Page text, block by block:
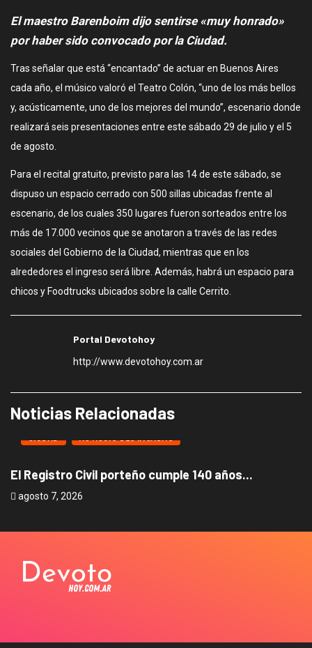
El maestro Barenboim dijo sentirse «muy honrado»
por haber sido convocado por la Ciudad.
Tras señalar que está “encantado” de actuar en Buenos Aires
cada año, el músico valoró el Teatro Colón, “uno de los más bellos
y, acústicamente, uno de los mejores del mundo”, escenario donde
realizará seis presentaciones entre este sábado 29 de julio y el 5
de agosto.
Para el recital gratuito, previsto para las 14 de este sábado, se
dispuso un espacio cerrado con 500 sillas ubicadas frente al
escenario, de los cuales 350 lugares fueron sorteados entre los
más de 17.000 vecinos que se anotaron a través de las redes
sociales del Gobierno de la Ciudad, mientras que en los
alrededores el ingreso será libre. Además, habrá un espacio para
chicos y Foodtrucks ubicados sobre la calle Cerrito.
Portal Devotohoy
http://www.devotohoy.com.ar
Noticias Relacionadas
CIUDAD NOTICIAS DESTACADAS
El Registro Civil porteño cumple 140 años...
agosto 7, 2026